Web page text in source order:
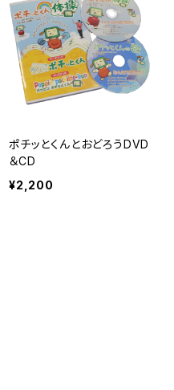
ポチッとくんとおどろうDVD
＆CD
¥2,200